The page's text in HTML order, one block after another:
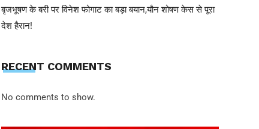
बृजभूषण के बरी पर विनेश फोगाट का बड़ा बयान,यौन शोषण केस से पूरा
देश हैरान!
RECENT COMMENTS
No comments to show.